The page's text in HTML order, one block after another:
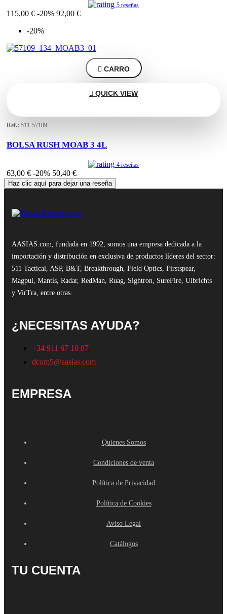
5 reseñas
115,00 € -20% 92,00 €
-20%
 CARRO
 QUICK VIEW
Ref.: 511-57109
BOLSA RUSH MOAB 3 4L
4 reseñas
63,00 € -20% 50,40 €
Haz clic aquí para dejar una reseña
AASIAS.com, fundada en 1992, somos una empresa dedicada a la
importación y distribución en exclusiva de productos líderes del sector:
511 Tactical, ASP, B&T, Breakthrough, Field Optics, Firstspear,
Magpul, Mantis, Radar, RedMan, Ruag, Sightron, SureFire, Ulbrichts
y VirTra, entre otras.
¿NECESITAS AYUDA?
+34 911 67 10 87
dcom5@aasias.com
EMPRESA
Quienes Somos
Condiciones de venta
Política de Privacidad
Política de Cookies
Aviso Legal
Catálogos
TU CUENTA